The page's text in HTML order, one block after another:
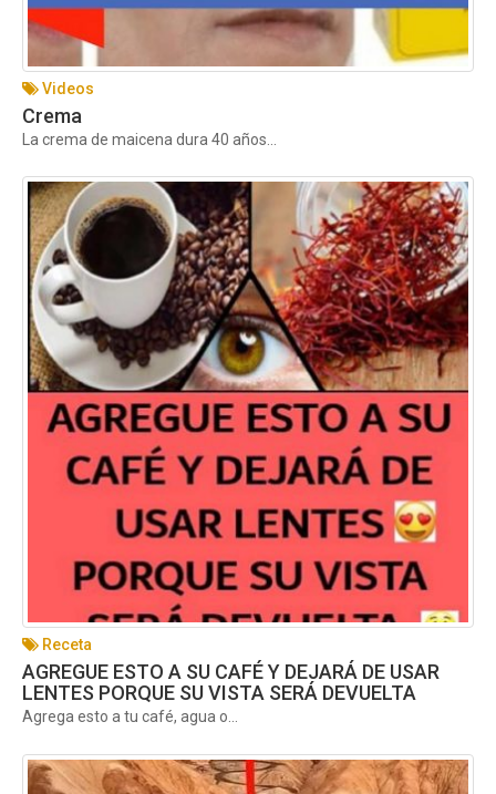
Videos
Crema
La crema de maicena dura 40 años...
Receta
AGREGUE ESTO A SU CAFÉ Y DEJARÁ DE USAR
LENTES PORQUE SU VISTA SERÁ DEVUELTA
Agrega esto a tu café, agua o...